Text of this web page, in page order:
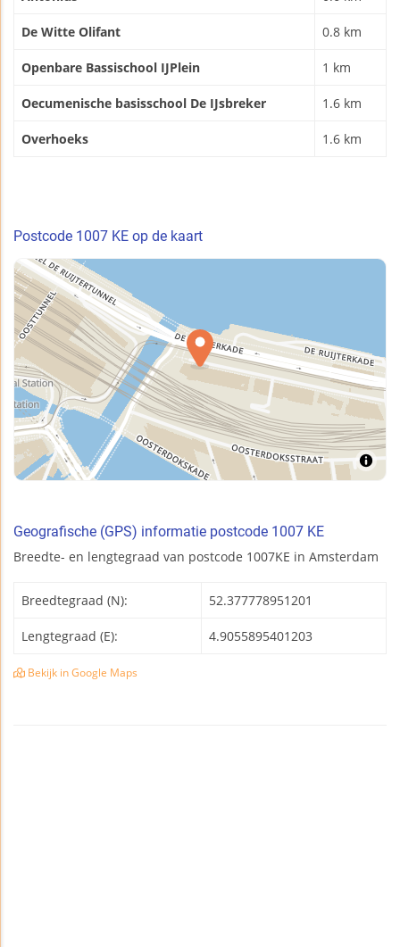
De Witte Olifant 0.8 km
Openbare Bassischool IJPlein 1 km
Oecumenische basisschool De IJsbreker 1.6 km
Overhoeks 1.6 km
Postcode 1007 KE op de kaart
Geografische (GPS) informatie postcode 1007 KE
Breedte- en lengtegraad van postcode 1007KE in Amsterdam
Breedtegraad (N): 52.377778951201
Lengtegraad (E): 4.9055895401203
Bekijk in Google Maps